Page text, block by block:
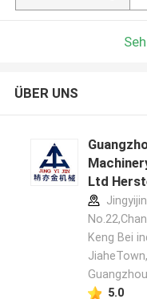
ÜBER UNS
Ltd
Keng Bei
5.0